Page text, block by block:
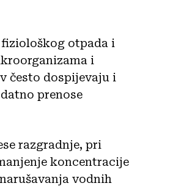
fiziološkog otpada i
i
često dospijevaju i
prenose
razgradnje, pri
koncentracije
vodnih